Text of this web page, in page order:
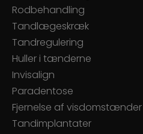
Rodbehandling
Tandlægeskræk
Tandregulering
Huller i tænderne
Invisalign
Paradentose
Fjernelse af visdomstænder
Tandimplantater